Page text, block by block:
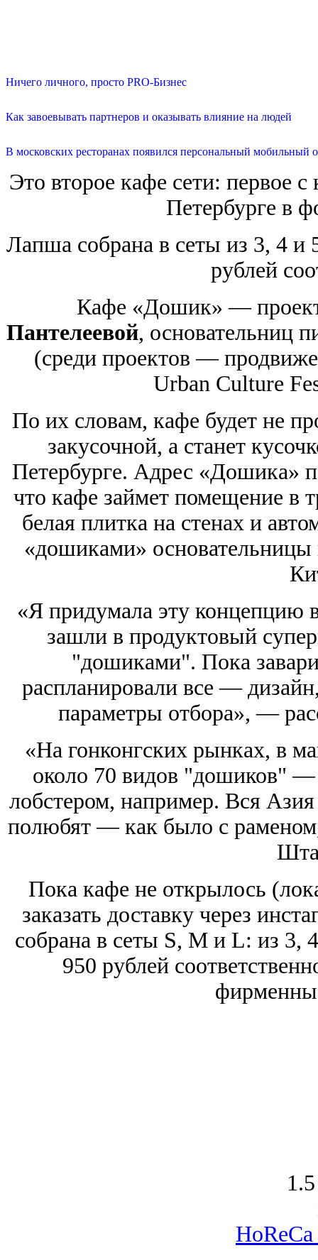
Ничего личного, просто PRO-Бизнес
Как завоевывать партнеров и оказывать влияние на людей
В московских ресторанах появился персональный мобильный
Это второе кафе сети: первое с
Петербурге в
Лапша собрана в сеты из 3, 4 и
рублей
Кафе «Дошик» —
Пантелеевой, основательниц
(среди проектов —
Urban Culture
По их словам, кафе будет не
закусочной, а станет
Петербурге. Адрес «Дошика»
что кафе займет помещение в
белая плитка на стенах и
«дошиками» основательницы
«Я придумала эту концепцию
зашли в продуктовый
"дошиками". Пока
распланировали все —
параметры отбора», —
«На гонконгских рынках, в
около 70 видов "дошиков" —
лобстером, например. Вся
полюбят — как было с
Пока кафе не открылось
заказать доставку через
собрана в сеты S, M и L: из 3,
950 рублей